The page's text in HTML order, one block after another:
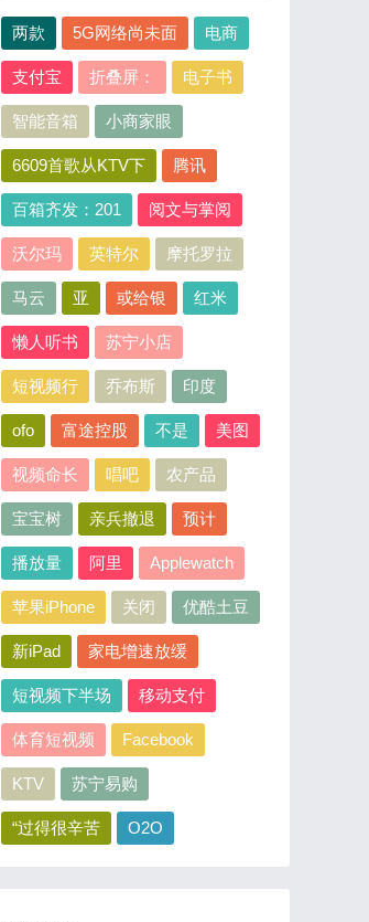
两款 5G网络尚未面 电商
支付宝 折叠屏： 电子书
智能音箱 小商家眼
6609首歌从KTV下 腾讯
百箱齐发：201 阅文与掌阅
沃尔玛 英特尔 摩托罗拉
马云 亚 或给银 红米
懒人听书 苏宁小店
短视频行 乔布斯 印度
ofo 富途控股 不是 美图
视频命长 唱吧 农产品
宝宝树 亲兵撤退 预计
播放量 阿里 Applewatch
苹果iPhone 关闭 优酷土豆
新iPad 家电增速放缓
短视频下半场 移动支付
体育短视频 Facebook
KTV 苏宁易购
“过得很辛苦 O2O